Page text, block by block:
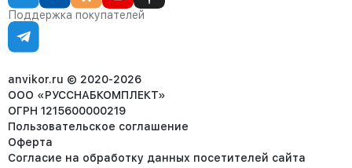
corp@anvikor.ru
Ежедневно, с 7:00-19:00 (МСК)
Отдел рекламации:
8 (953) 455-25-61
Поддержка покупателей
anvikor.ru © 2020-2026
ООО «РУССНАБКОМПЛЕКТ»
ОГРН 1215600000219
Пользовательское соглашение
Оферта
Согласие на обработку данных посетителей сайта